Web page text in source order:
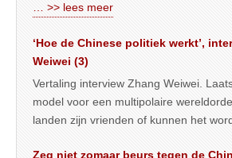
… >> lees meer
‘Hoe de Chinese politiek werkt’,
Weiwei (3)
Vertaling interview Zhang Weiwei.
model voor een multipolaire
landen zijn vrienden of kunnen het
Zeg niet zomaar beurs tegen de